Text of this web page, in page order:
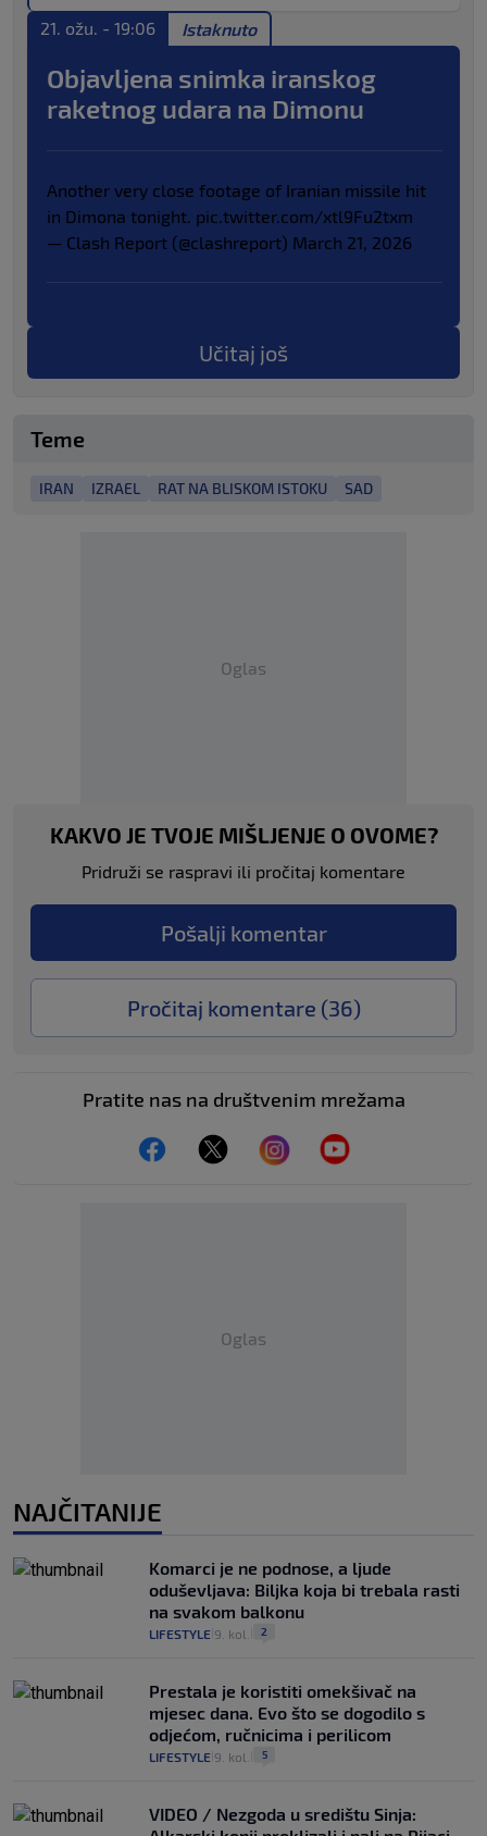
21. ožu. - 19:06 Istaknuto
Objavljena snimka iranskog
raketnog udara na Dimonu
Another very close footage of Iranian missile hit
in Dimona tonight. pic.twitter.com/xtl9Fu2txm
— Clash Report (@clashreport) March 21, 2026
Učitaj još
Teme
IRAN IZRAEL RAT NA BLISKOM ISTOKU SAD
Oglas
KAKVO JE TVOJE MIŠLJENJE O OVOME?
Pridruži se raspravi ili pročitaj komentare
Pošalji komentar
Pročitaj komentare (36)
Pratite nas na društvenim mrežama
Oglas
NAJČITANIJE
Komarci je ne podnose, a ljude
oduševljava: Biljka koja bi trebala rasti
na svakom balkonu
LIFESTYLE 9. kol. 2
Prestala je koristiti omekšivač na
mjesec dana. Evo što se dogodilo s
odjećom, ručnicima i perilicom
LIFESTYLE 9. kol. 5
VIDEO / Nezgoda u središtu Sinja: